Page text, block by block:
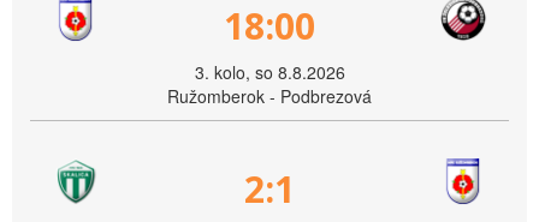
18:00
3. kolo, so 8.8.2026
Ružomberok - Podbrezová
2:1